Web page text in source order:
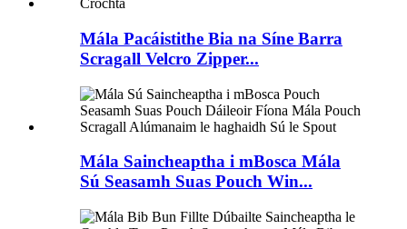
Mála Pacáistithe Bia na Síne Barra
Scragall Velcro Zipper...
Mála Saincheaptha i mBosca Mála
Sú Seasamh Suas Pouch Win...